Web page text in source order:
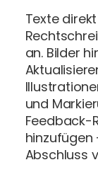
Texte
an. Bilder
und
Feedback-
hinzufügen
Abschluss